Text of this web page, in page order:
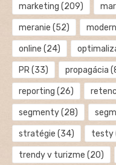
marketing (209)
meranie (52)
online (24)
PR(33) propagácia
reporting (26)
segmenty(28)
stratégie (34) testy
trendy v turizme (20)